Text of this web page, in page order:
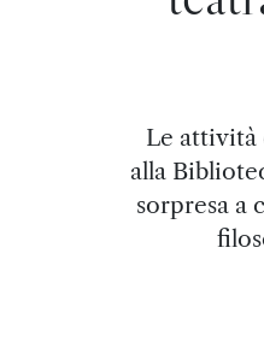
Le attività
alla
sorpresa a